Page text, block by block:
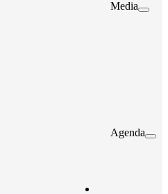
Media
Agenda